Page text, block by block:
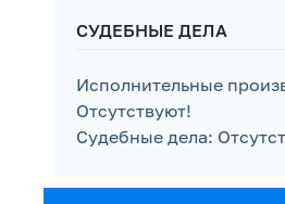
СУДЕБНЫЕ ДЕЛА
Исполнительные
Отсутствуют!
Судебные дела: